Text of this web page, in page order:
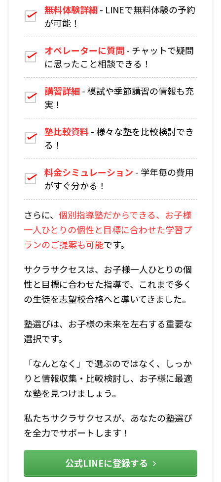
無料体験詳細 - LINEで無料体験の予約
が可能！
オペレーターに質問- チャットで疑問
に思ったこと相談できる！
講習詳細 - 模試や季節講習の情報も充
実！
塾比較資料 - 様々な塾を比較検討でき
る！
料金シミュレーション - 学年毎の費用
がすぐ分かる！
さらに、 個別指導塾だからできる、お子様
一人ひとりの個性と目標に合わせた学習プ
ランのご提案も可能です。
サクラサクセスは、お子様一人ひとりの個
性と目標に合わせた指導で、これまで多く
の生徒を志望校合格へと導いてきました。
塾選びは、お子様の未来を左右する重要な
選択です。
「なんとなく」で選ぶのではなく、しっか
りと情報収集・比較検討し、お子様に最適
な塾を見つけましょう。
私たちサクラサクセスが、あなたの塾選び
を全力でサポートします！
公式LINEに登録する